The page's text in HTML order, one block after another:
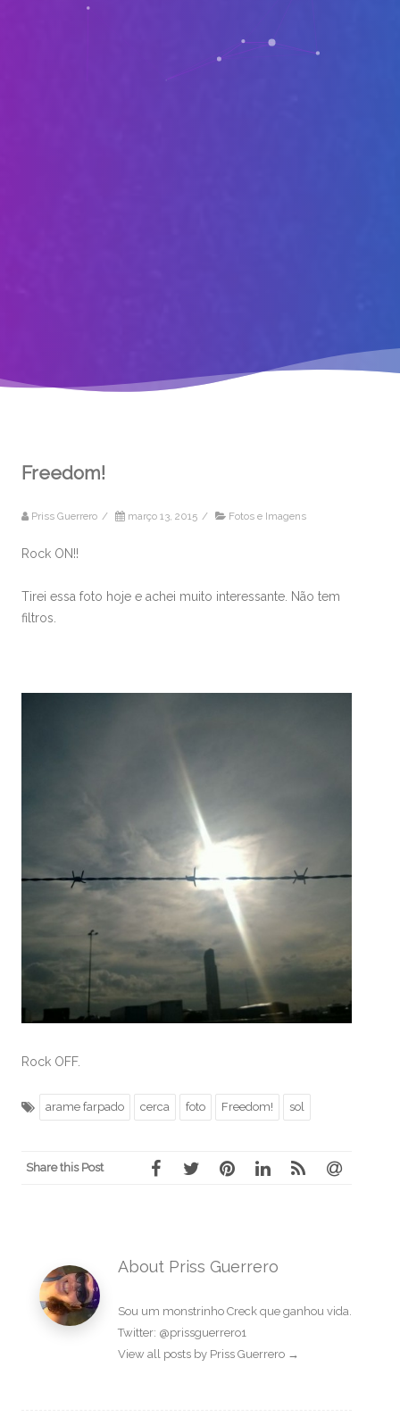
Freedom!
Priss Guerrero / março 13, 2015 / Fotos e Imagens
Rock ON!!
Tirei essa foto hoje e achei muito interessante. Não tem
filtros.
Rock OFF.
arame farpado cerca foto Freedom! sol
Share this Post
About Priss Guerrero
Sou um monstrinho Creck que ganhou vida.
Twitter: @prissguerrero1
View all posts by Priss Guerrero →